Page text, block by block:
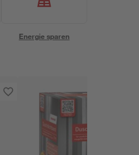
Energie sparen